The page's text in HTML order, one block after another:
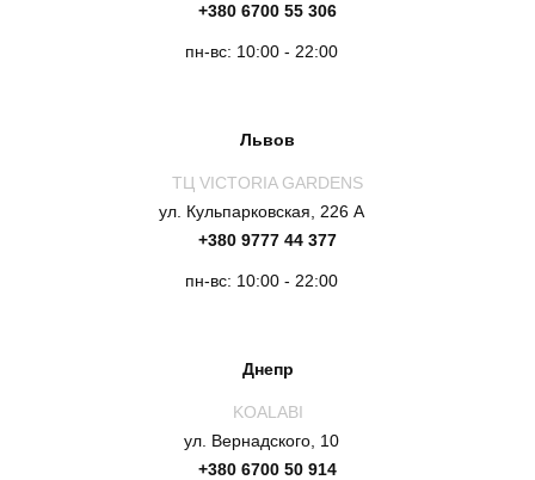
+380 6700 55 306
пн-вс: 10:00 - 22:00
Львов
ТЦ VICTORIA GARDENS
ул. Кульпарковская, 226 А
+380 9777 44 377
пн-вс: 10:00 - 22:00
Днепр
KOALABI
ул. Вернадского, 10
+380 6700 50 914